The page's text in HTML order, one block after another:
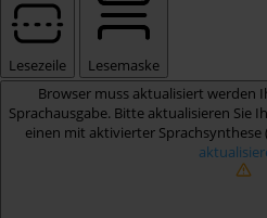
Lesezeile
Lesemaske
Browser muss aktualisiert werden
Sprachausgabe. Bitte aktualisieren Sie
einen mit aktivierter Sprachsynthese